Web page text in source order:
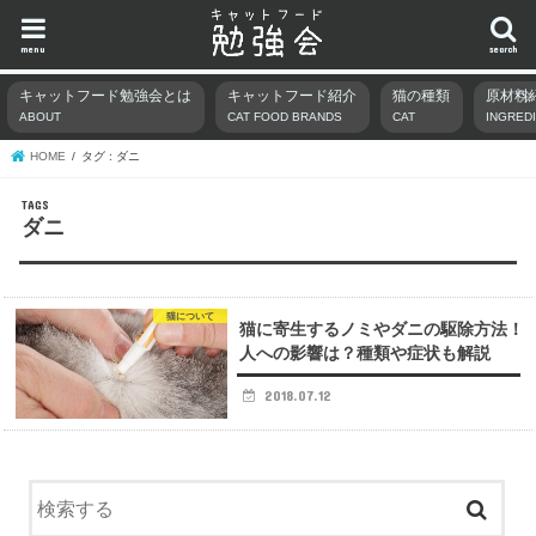
search
menu
キャットフード勉強会とは
ABOUT
キャットフード紹介
CAT FOOD BRANDS
猫の種類
CAT
原材料
HOME タグ : ダニ
ダニ
猫について
猫に寄生するノミやダニの駆除方法！
人への影響は？種類や症状も解説
2018.07.12